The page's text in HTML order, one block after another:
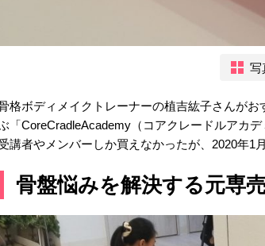
写
格ボディメイクトレーナーの植吉紘子さんが
「CoreCradleAcademy（コアクレードルアカ
講者やメンバーしか買えなかったが、2020年1
骨盤悩みを解決する元専